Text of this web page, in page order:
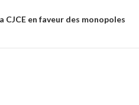
CJCE en faveur des monopoles